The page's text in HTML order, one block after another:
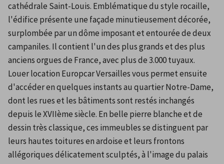
cathédrale Saint-Louis. Emblématique du style rocaille,
l'édifice présente une façade minutieusement décorée,
surplombée par un dôme imposant et entourée de deux
campaniles. Il contient l'un des plus grands et des plus
anciens orgues de France, avec plus de 3.000 tuyaux.
Louer location Europcar Versailles vous permet ensuite
d'accéder en quelques instants au quartier Notre-Dame,
dont les rues et les bâtiments sont restés inchangés
depuis le XVIIème siècle. En belle pierre blanche et de
dessin très classique, ces immeubles se distinguent par
leurs hautes toitures en ardoise et leurs frontons
allégoriques délicatement sculptés, à l'image du palais